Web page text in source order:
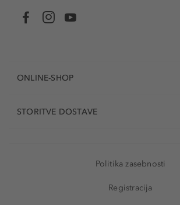
ONLINE-SHOP
STORITVE DOSTAVE
Politika zasebnosti
Registracija